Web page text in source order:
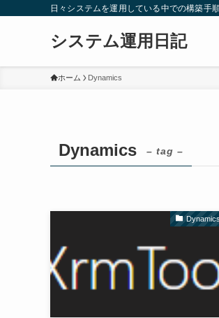
日々システムを運用している中での構築手
システム運用日記
ホーム Dynamics
Dynamics – tag –